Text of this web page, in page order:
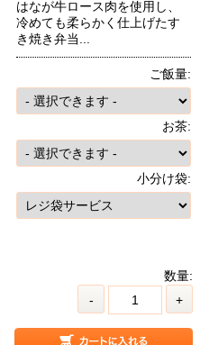
はなが牛ロース肉を使用し、
冷めても柔らかく仕上げたす
き焼き弁当...
ご飯量:
お茶:
小分け袋:
数量:
-
+